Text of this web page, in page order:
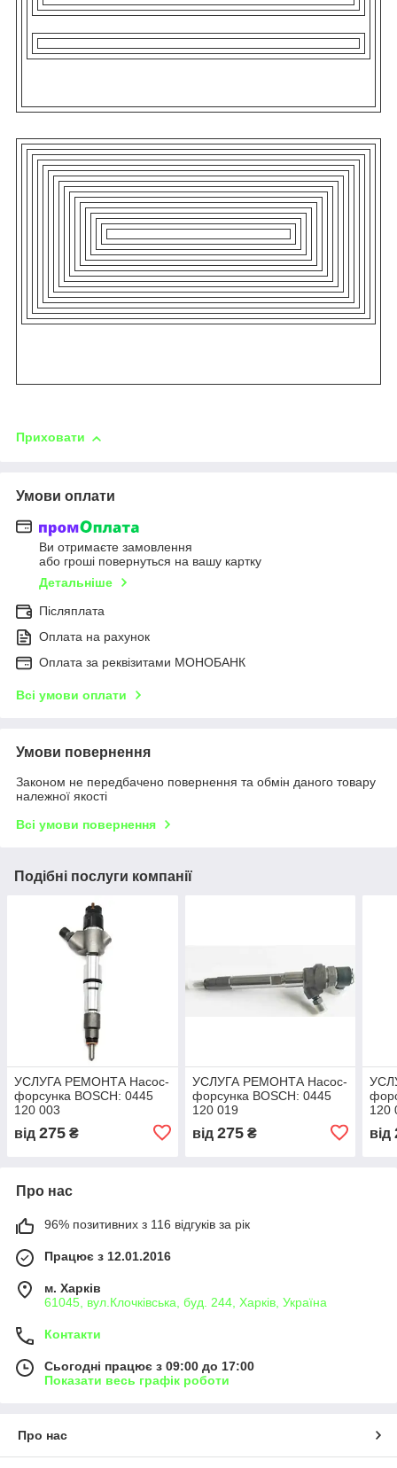
Приховати
Умови оплати
Ви отримаєте замовлення
або гроші повернуться на вашу картку
Детальніше
Післяплата
Оплата на рахунок
Оплата за реквізитами МОНОБАНК
Всі умови оплати
Умови повернення
Законом не передбачено повернення та обмін даного товару
належної якості
Всі умови повернення
Подібні послуги компанії
УСЛУГА РЕМОНТА Насос-
форсунка BOSCH: 0445
120 003
від 275 ₴
УСЛУГА РЕМОНТА Насос-
форсунка BOSCH: 0445
120 019
від 275₴
120
від
Про нас
96% позитивних з 116 відгуків за рік
Працює з 12.01.2016
м. Харків
61045, вул.Клочківська, буд. 244, Харків, Україна
Контакти
Сьогодні працює з 09:00 до 17:00
Показати весь графік роботи
Про нас